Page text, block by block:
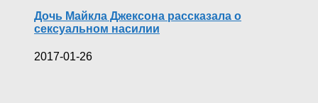
Дочь Майкла Джексона рассказала о
сексуальном насилии
2017-01-26